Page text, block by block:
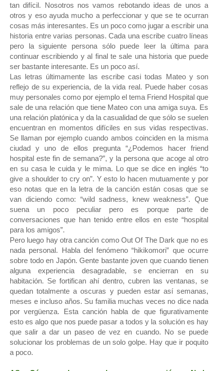
tan difícil. Nosotros nos vamos rebotando ideas de unos a
otros y eso ayuda mucho a perfeccionar y que se te ocurran
cosas más interesantes. Es un poco como jugar a escribir una
historia entre varias personas. Cada una escribe cuatro líneas
pero la siguiente persona sólo puede leer la última para
continuar escribiendo y al final te sale una historia que puede
ser bastante interesante. Es un poco así.
Las letras últimamente las escribe casi todas Mateo y son
reflejo de su experiencia, de la vida real. Puede haber cosas
muy personales como por ejemplo el tema Friend Hospital que
sale de una relación que tiene Mateo con una amiga suya. Es
una relación platónica y da la casualidad de que sólo se suelen
encuentran en momentos difíciles en sus vidas respectivas.
Se llaman por ejemplo cuando ambos coinciden en la misma
ciudad y uno de ellos pregunta “¿Podemos hacer friend
hospital este fin de semana?”, y la persona que acoge al otro
en su casa le cuida y le mima. Lo que se dice en inglés “to
give a shoulder to cry on”. Y esto lo hacen mutuamente y por
eso notas que en la letra de la canción están cosas que se
van diciendo como: “wild sadness, knew weakness”. Que
suena un poco peculiar pero es porque parte de
conversaciones que han tenido entre ellos en este “hospital
para los amigos”.
Pero luego hay otra canción como Out Of The Dark que no es
nada personal. Habla del fenómeno “hikikomori” que ocurre
sobre todo en Japón. Gente bastante joven que cuando tienen
alguna experiencia desagradable, se encierran en su
habitación. Se fortifican ahí dentro, cubren las ventanas, se
quedan totalmente a oscuras y pueden estar así semanas,
meses e incluso años. Su familia muchas veces no dice nada
por vergüenza. Esta canción habla de que figurativamente
esto es algo que nos puede pasar a todos y la solución es hay
que salir a dar un paseo de vez en cuando. No se puede
solucionar los problemas de un solo golpe. Hay que ir poquito
a poco.